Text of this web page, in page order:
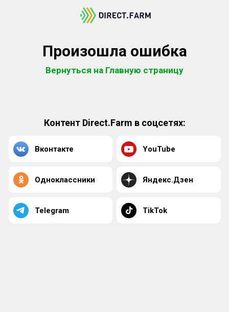
Произошла ошибка
Вернуться на Главную страницу
Контент Direct.Farm в соцсетях:
Вконтакте YouTube
Одноклассники Яндекс.Дзен
Telegram TikTok